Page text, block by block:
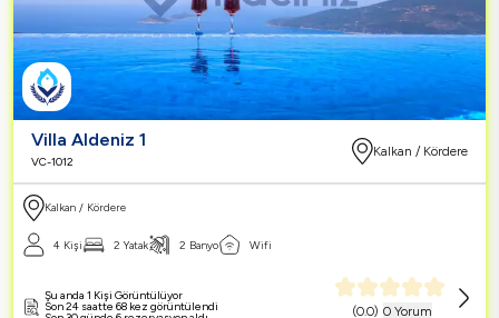
Villa Aldeniz 1
VC-1012
Kalkan / Kördere
Kalkan / Kördere
4 Kişi 2 Yatak 2 Banyo Wifi
(0.0) 0 Yorum
Şu anda 1 Kişi Görüntülüyor
Son 24 saatte 68 kez görüntülendi